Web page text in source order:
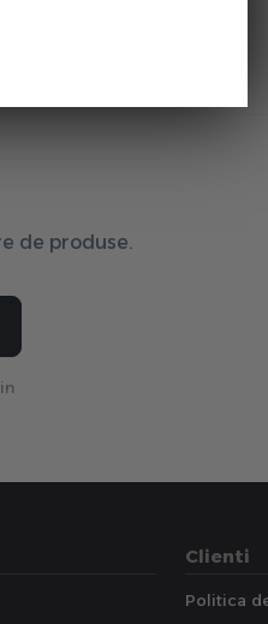
de produse.
Clienti
Politica